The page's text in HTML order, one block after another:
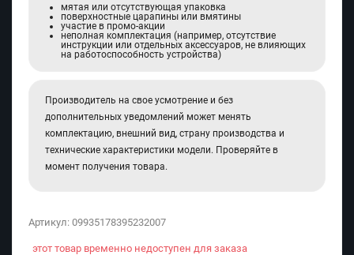
мятая или отсутствующая упаковка
поверхностные царапины или вмятины
участие в промо-акции
неполная комплектация (например, отсутствие
инструкции или отдельных аксессуаров, не влияющих
на работоспособность устройства)
Производитель на свое усмотрение и без
дополнительных уведомлений может менять
комплектацию, внешний вид, страну производства и
технические характеристики модели. Проверяйте в
момент получения товара.
Артикул: 09935178395232007
этот товар временно недоступен для заказа